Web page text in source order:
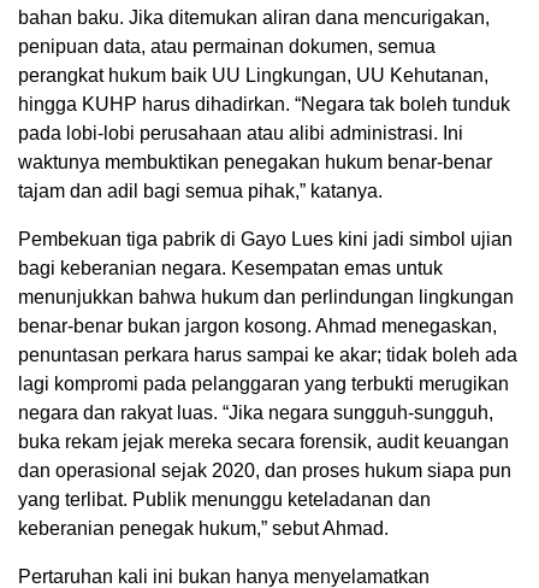
bahan baku. Jika ditemukan aliran dana mencurigakan,
penipuan data, atau permainan dokumen, semua
perangkat hukum baik UU Lingkungan, UU Kehutanan,
hingga KUHP harus dihadirkan. “Negara tak boleh tunduk
pada lobi-lobi perusahaan atau alibi administrasi. Ini
waktunya membuktikan penegakan hukum benar-benar
tajam dan adil bagi semua pihak,” katanya.
Pembekuan tiga pabrik di Gayo Lues kini jadi simbol ujian
bagi keberanian negara. Kesempatan emas untuk
menunjukkan bahwa hukum dan perlindungan lingkungan
benar-benar bukan jargon kosong. Ahmad menegaskan,
penuntasan perkara harus sampai ke akar; tidak boleh ada
lagi kompromi pada pelanggaran yang terbukti merugikan
negara dan rakyat luas. “Jika negara sungguh-sungguh,
buka rekam jejak mereka secara forensik, audit keuangan
dan operasional sejak 2020, dan proses hukum siapa pun
yang terlibat. Publik menunggu keteladanan dan
keberanian penegak hukum,” sebut Ahmad.
Pertaruhan kali ini bukan hanya menyelamatkan